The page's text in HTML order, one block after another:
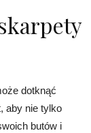
dotknąć
aby nie tylko
butów i